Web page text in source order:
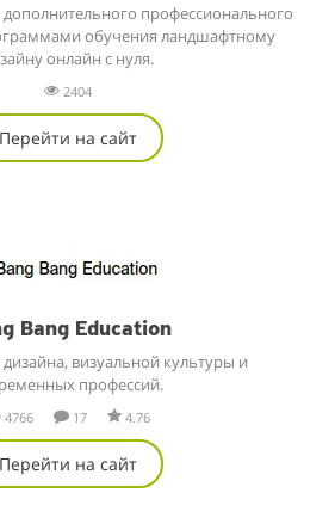
профессионального
обучения ландшафтному
онлайн с нуля.
2404
Перейти на сайт
Bang Education
визуальной культуры и
профессий.
4766 17 4.76
Перейти на сайт